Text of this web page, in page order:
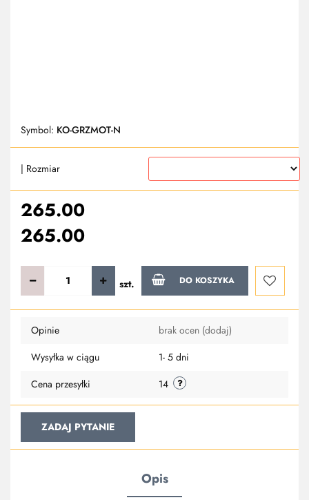
Symbol: KO-GRZMOT-N
| Rozmiar
265.00
265.00
szt. DO KOSZYKA
Do
Opinie brak ocen (dodaj)
Wysyłka w ciągu
1- 5 dni
Cena przesyłki
14
ZADAJ PYTANIE
Opis